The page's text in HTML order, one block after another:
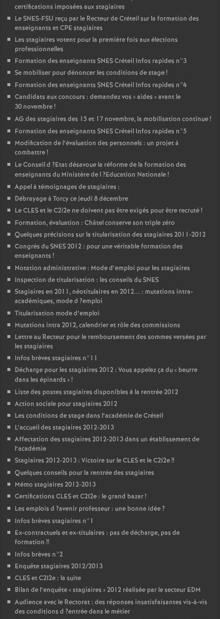
certifications imposées aux stagiaires
LeSNES-FSU reçu par le Recteur de Créteil sur la formation des
enseignants etCPE stagiaires
Les stagiaires votent pour la première fois aux élections
professionnelles
Formation des enseignants SNESCréteil Infos rapides n°3
Se mobiliser pour dénoncer les conditions de stage!
Formation des enseignants SNESCréteil Infos rapides n°4
Candidats aux concours : demandez vos «aides » avant le
30 novembre!
AG des stagiaires des 15 et 17 novembre, la mobilisation continue!
Formation des enseignants SNESCréteil Infos rapides n°5
Modification de l’évaluation des personnels : un projet à
combattre!
Le Conseil d ?Etat désavoue la réforme de la formation des
enseignants du Ministère de l?Education Nationale!
Appel à témoignages de stagiaires :
Débrayage à Torcy ce jeudi 8 décembre
LeCLESet le C2i2e ne doivent pas être exigés pour être recruté!
Formation, évaluation : Châtel conserve son triple zéro
Quelques précisions sur la titularisation des stagiaires 2011-2012
Congrès duSNES2012 : pour une véritable formation des
enseignants !
Notation administrative : Mode d’emploi pour les stagiaires
Inspection de titularisation : les conseils duSNES
Stagiaires en 2011, néotitulaires en 2012... : mutations intra-
académiques, mode d ?emploi
Titularisation mode d’emploi
Mutations intra 2012, calendrier et rôle des commissions
Lettre au Recteur pour le remboursement des sommes versées par
les stagiaires
Infos brèves stagiaires n°11
Décharge pour les stagiaires 2012 : Vous appelez ça du « beurre
dans les épinards »!
Liste des postes stagiaires disponibles à la rentrée 2012
Action sociale pour stagiaires 2012
Les conditions de stage dans l’académie de Créteil
L’accueil des stagiaires 2012-2013
Affectation des stagiaires 2012-2013 dans un établissement de
l’académie
Stagiaires 2012-2013 : Victoire sur leCLESet le C2I2e!!
Quelques conseils pour la rentrée des stagiaires
Mémo stagiaires 2012-2013
Certifications CLESet C2I2e : le grand bazar!
Les emplois d ?avenir professeur : une bonne idée?
Infos brèves stagiaires n°1
Ex-contractuels et ex-titulaires : pas de décharge, pas de
formation !!
Infos brèves n°2
Enquête stagiaires 2012/2013
CLESet C2I2e : la suite
Bilan de l’enquête «stagiaires » 2012 réalisée par le secteur EDM
Audience avec le Rectorat : des réponses insatisfaisantes vis-à-vis
des conditions d ?entrée dans le métier